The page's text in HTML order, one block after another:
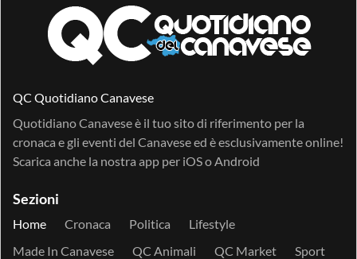
QC Quotidiano Canavese
Quotidiano Canavese è il tuo sito di riferimento per la
cronaca e gli eventi del Canavese ed è esclusivamente online!
Scarica anche la nostra app per iOSo Android
Sezioni
Home Cronaca Politica
Lifestyle
Made In Canavese
QC Animali QC Market
Sport